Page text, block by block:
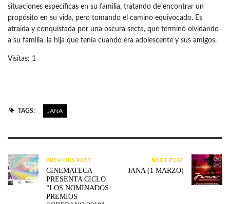
situaciones específicas en su familia, tratando de encontrar un
propósito en su vida, pero tomando el camino equivocado. Es
atraída y conquistada por una oscura secta, que terminó olvidando
a su familia, la hija que tenía cuando era adolescente y sus amigos.
Visitas: 1
TAGS: JANA
PREVIOUS POST
CINEMATECA
PRESENTA CICLO
“LOS NOMINADOS:
PREMIOS
NEXT POST
JANA (1 MARZO)